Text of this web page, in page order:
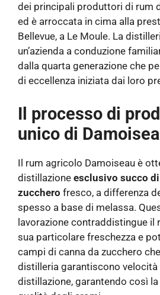
dei principali produttori di rum
ed è arroccata in cima alla
Bellevue, a Le Moule. La
un’azienda a conduzione
dalla quarta generazione che
di eccellenza iniziata dai loro
Il processo di
unico di
Il rum agricolo Damoiseau è
distillazione esclusivo succo
zucchero fresco, a differenza
spesso a base di melassa.
lavorazione contraddistingue il
sua particolare freschezza e
campi di canna da zucchero
distilleria garantiscono velocità
distillazione, garantendo così la